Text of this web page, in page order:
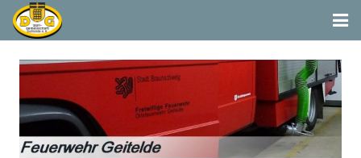
Startseite
Termine
Aktivitäten